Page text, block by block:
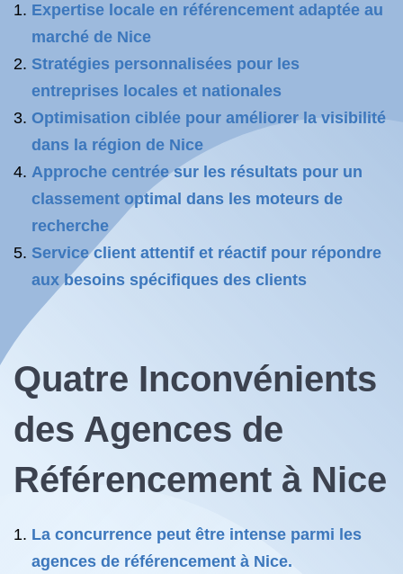
Expertise locale en référencement adaptée au
marché de Nice
Stratégies personnalisées pour les
entreprises locales et nationales
Optimisation ciblée pour améliorer la visibilité
dans la région de Nice
Approche centrée sur les résultats pour un
classement optimal dans les moteurs de
recherche
Service client attentif et réactif pour répondre
aux besoins spécifiques des clients
Quatre Inconvénients
des Agences de
Référencement à Nice
La concurrence peut être intense parmi les
agences de référencement à Nice.